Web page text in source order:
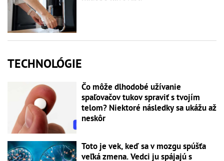
TECHNOLÓGIE
Čo môže dlhodobé užívanie
spaľovačov tukov spraviť s tvojím
telom? Niektoré následky sa ukážu až
neskôr
Toto je vek, keď sa v mozgu spúšťa
veľká zmena. Vedci ju spájajú s